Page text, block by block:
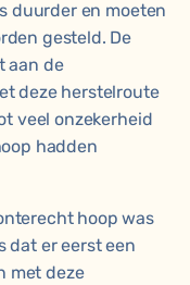
duurder en moeten
gesteld. De
aan de
deze herstelroute
veel onzekerheid
hadden
hoop was
dat er eerst een
met deze